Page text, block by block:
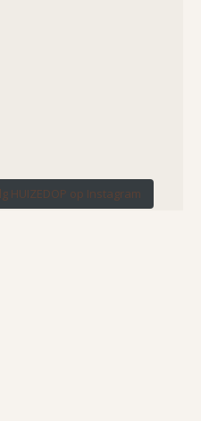
HUIZEDOP op Instagram